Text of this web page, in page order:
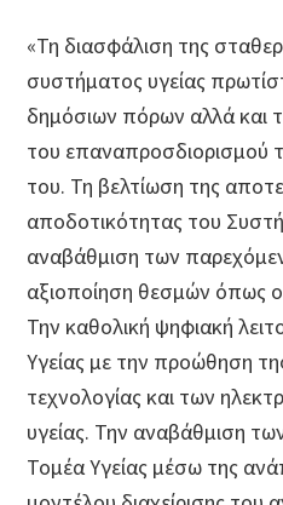
«Τη διασφάλιση της
συστήματος υγείας
δημόσιων πόρων αλλά και
του επαναπροσδιορισμού
του. Τη βελτίωση της
αποδοτικότητας του
αναβάθμιση των
αξιοποίηση θεσμών όπως ο
Την καθολική ψηφιακή
Υγείας με την προώθηση
τεχνολογίας και των
υγείας. Την αναβάθμιση
Τομέα Υγείας μέσω της